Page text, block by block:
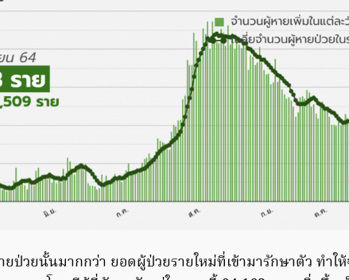
ยป่วยนั้นมากกว่า ยอดผู้ป่วยรายใหม่ที่เข้ามารักษาตัว ทำใ